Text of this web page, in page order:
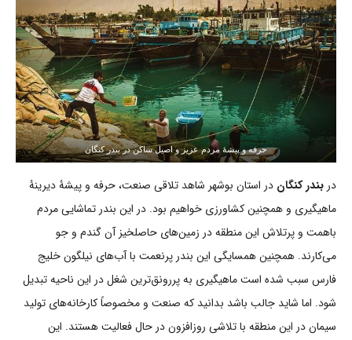
حرفه و پیشۀ مردم عزیز و اصیل ساکن در بندر کنگان
در بندر کنگان در استان بوشهر شاهد تلاقی صنعت، حرفه و پیشۀ دیرینۀ
ماهیگیری و همچنین کشاورزی خواهیم بود. در این بندر تماشایی مردم
باهمت و پرتلاش این منطقه در زمین‌های حاصلخیز آن گندم و جو
می‌کارند. همچنین همسایگی این بندر پرنعمت با آب‌های نیلگون خلیج
فارس سبب شده است ماهیگیری به پررونق‌ترین شغل در این ناحیه تبدیل
شود. اما شاید جالب باشد بدانید که صنعت و مخصوصاً کارخانه‌های تولید
سیمان در این منطقه با تلاشی روزافزون در حال فعالیت هستند. این